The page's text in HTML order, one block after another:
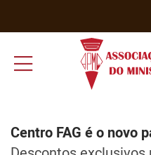
Centro FAG é o novo